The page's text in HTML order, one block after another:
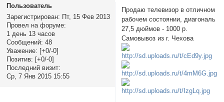
Пользователь
Зарегистрирован: Пт, 15 Фев 2013
Провел на форуме:
1 день 13 часов
Сообщений: 48
Уважение: [+0/-0]
Позитив: [+0/-0]
Последний визит:
Ср, 7 Янв 2015 15:55
Продаю телевизор в отличном
рабочем состоянии, диагональ
27,5 дюймов - 1000 р.
Самовывоз из г. Чехова